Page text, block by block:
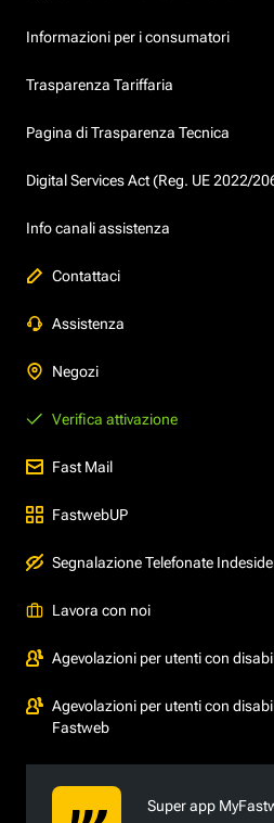
Informazioni per i consumatori
Trasparenza Tariffaria
Pagina di Trasparenza Tecnica
Digital Services Act (Reg. UE 2022/
Info canali assistenza
Contattaci
Assistenza
Negozi
Verifica attivazione
Fast Mail
FastwebUP
Segnalazione Telefonate
Lavora con noi
Agevolazioni per utenti con
Agevolazioni per utenti con
Fastweb
Super app